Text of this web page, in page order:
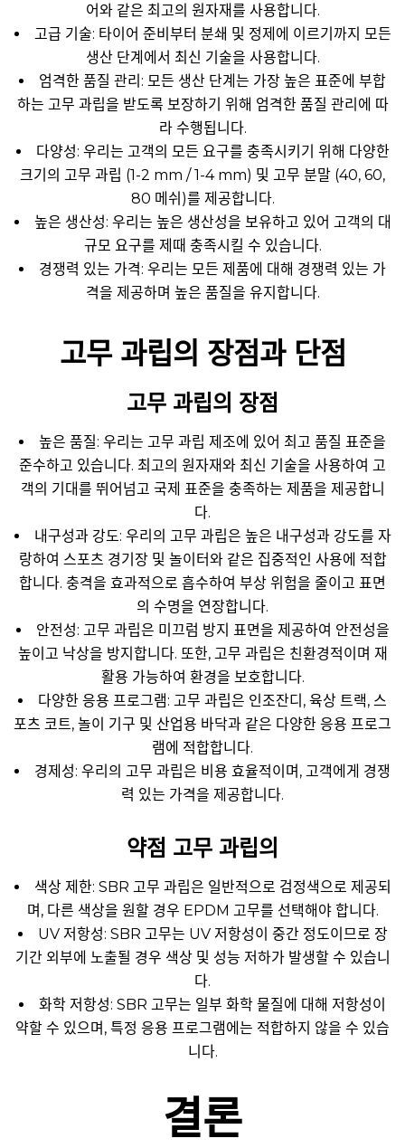
어와 같은 최고의 원자재를 사용합니다.
고급 기술: 타이어 준비부터 분쇄 및 정제에 이르기까지 모든
생산 단계에서 최신 기술을 사용합니다.
엄격한 품질 관리: 모든 생산 단계는 가장 높은 표준에 부합
하는 고무 과립을 받도록 보장하기 위해 엄격한 품질 관리에 따
라 수행됩니다.
다양성: 우리는 고객의 모든 요구를 충족시키기 위해 다양한
크기의 고무 과립 (1-2 mm / 1-4 mm) 및 고무 분말 (40, 60,
80 메쉬)를 제공합니다.
높은 생산성: 우리는 높은 생산성을 보유하고 있어 고객의 대
규모 요구를 제때 충족시킬 수 있습니다.
경쟁력 있는 가격: 우리는 모든 제품에 대해 경쟁력 있는 가
격을 제공하며 높은 품질을 유지합니다.
고무 과립의 장점과 단점
고무 과립의 장점
높은 품질: 우리는 고무 과립 제조에 있어 최고 품질 표준을
준수하고 있습니다. 최고의 원자재와 최신 기술을 사용하여 고
객의 기대를 뛰어넘고 국제 표준을 충족하는 제품을 제공합니
다.
내구성과 강도: 우리의 고무 과립은 높은 내구성과 강도를 자
랑하여 스포츠 경기장 및 놀이터와 같은 집중적인 사용에 적합
합니다. 충격을 효과적으로 흡수하여 부상 위험을 줄이고 표면
의 수명을 연장합니다.
안전성: 고무 과립은 미끄럼 방지 표면을 제공하여 안전성을
높이고 낙상을 방지합니다. 또한, 고무 과립은 친환경적이며 재
활용 가능하여 환경을 보호합니다.
다양한 응용 프로그램: 고무 과립은 인조잔디, 육상 트랙, 스
포츠 코트, 놀이 기구 및 산업용 바닥과 같은 다양한 응용 프로그
램에 적합합니다.
경제성: 우리의 고무 과립은 비용 효율적이며, 고객에게 경쟁
력 있는 가격을 제공합니다.
약점 고무 과립의
색상 제한: SBR 고무 과립은 일반적으로 검정색으로 제공되
며, 다른 색상을 원할 경우 EPDM 고무를 선택해야 합니다.
UV 저항성: SBR 고무는 UV 저항성이 중간 정도이므로 장
기간 외부에 노출될 경우 색상 및 성능 저하가 발생할 수 있습니
다.
화학 저항성: SBR 고무는 일부 화학 물질에 대해 저항성이
약할 수 있으며, 특정 응용 프로그램에는 적합하지 않을 수 있습
니다.
결론